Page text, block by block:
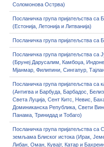
Соломонова Острва)
Посланичка група пријатељства
(Естонија, Летонија и Литванија)
Посланичка група пријатељства са
Посланичка група пријатељства са
(Брунеј Дарусалим, Камбоџа,
Мјанмар, Филипини, Сингапур,
Посланичка група пријатељства са
(Антигва и Барбуда, Барбадос,
Света Луција, Сент Китс, Невис,
Доминиканска Република, Свети
Панама, Тринидад и Тобаго)
Посланичка група пријатељства са
земљама Блиског истока (Ирак,
Либан, Оман, Кувајт, Катар и